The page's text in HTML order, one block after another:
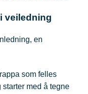
veiledning
en
som felles
med å tegne